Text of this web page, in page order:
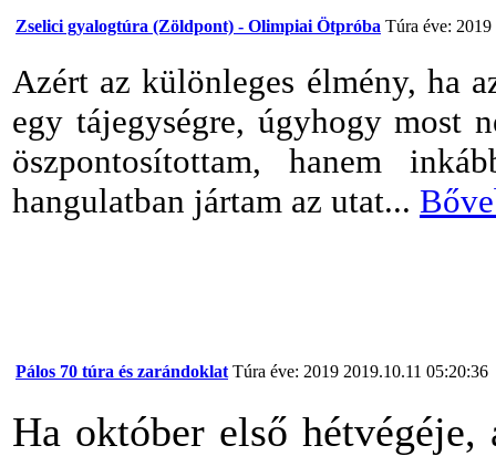
Zselici gyalogtúra (Zöldpont) - Olimpiai Ötpróba Túra éve: 2019
Azért az különleges élmény, ha
egy tájegységre, úgyhogy most
öszpontosítottam, hanem
hangulatban jártam az utat...
Pálos 70 túra és zarándoklat Túra éve: 2019 2019.10.11 05:20:36
Ha október első hétvégéje,